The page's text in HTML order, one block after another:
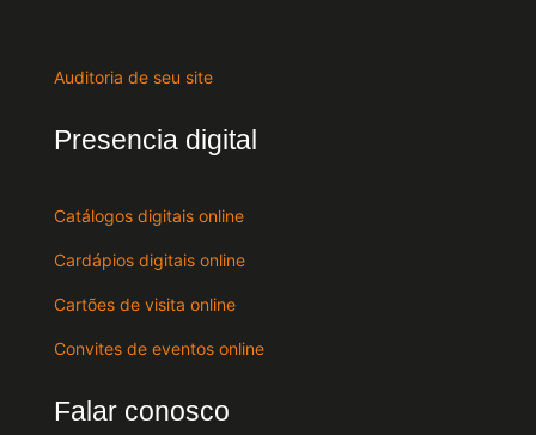
Auditoria de seu site
Presencia digital
Catálogos digitais online
Cardápios digitais online
Cartões de visita online
Convites de eventos online
Falar conosco